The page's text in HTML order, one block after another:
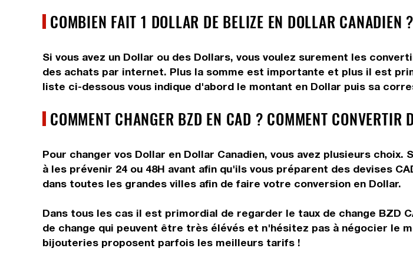
COMBIEN FAIT 1 DOLLAR DE BELIZE EN DOLLAR CANADIEN ?
Si vous avez un Dollar ou des Dollars, vous voulez surement les
des achats par internet. Plus la somme est importante et plus il est
liste ci-dessous vous indique d'abord le montant en Dollar puis sa
COMMENT CHANGER BZD EN CAD ? COMMENT CONVERTIR
Pour changer vos Dollar en Dollar Canadien, vous avez plusieurs
à les prévenir 24 ou 48H avant afin qu'ils vous préparent des devises
dans toutes les grandes villes afin de faire votre conversion en Dollar.
Dans tous les cas il est primordial de regarder le taux de change BZD
de change qui peuvent être très élévés et n'hésitez pas à négocier le
bijouteries proposent parfois les meilleurs tarifs !